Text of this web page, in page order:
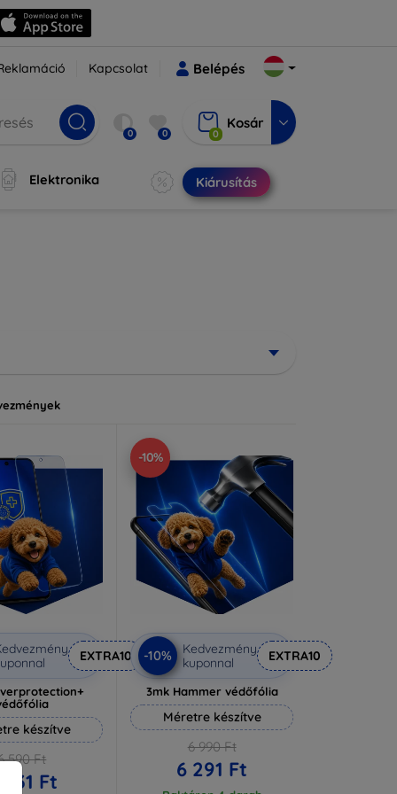
Kapcsolat Belépés
0 0 0
Kosár
Elektronika Kiárusítás
EXTRA10
készítve
590 Ft
931 Ft
-10%
-10%
Kedvezmény
kuponnal
EXTRA10
3mk Hammer védőfólia
Méretre készítve
6 990 Ft
6 291 Ft